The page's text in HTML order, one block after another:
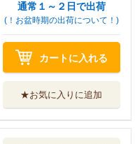
通常１～２日で出荷
(！お盆時期の出荷について！)
カートに入れる
★お気に入りに追加
正倉院文書研究
１６